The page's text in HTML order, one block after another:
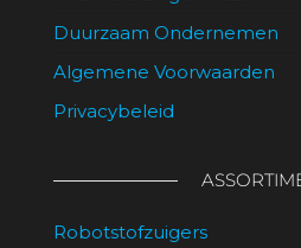
Duurzaam Ondernemen
Algemene Voorwaarden
Privacybeleid
Robotstofzuigers